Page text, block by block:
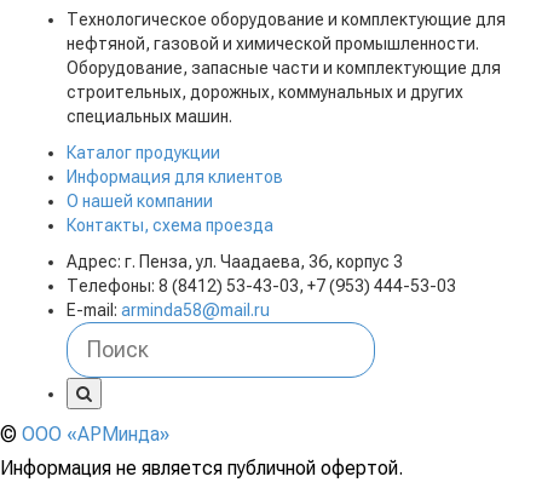
Технологическое оборудование и комплектующие для
нефтяной, газовой и химической промышленности.
Оборудование, запасные части и комплектующие для
строительных, дорожных, коммунальных и других
специальных машин.
Каталог продукции
Информация для клиентов
О нашей компании
Контакты, схема проезда
Адрес: г. Пенза, ул. Чаадаева, 36, корпус 3
Телефоны: 8 (8412) 53-43-03, +7 (953) 444-53-03
E-mail: arminda58@mail.ru
© ООО «АРМинда»
Информация не является публичной офертой.